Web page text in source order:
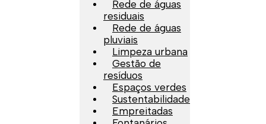
Rede de águas
residuais
Rede de águas
pluviais
Limpeza urbana
Gestão de
resíduos
Espaços verdes
Sustentabilidade
Empreitadas